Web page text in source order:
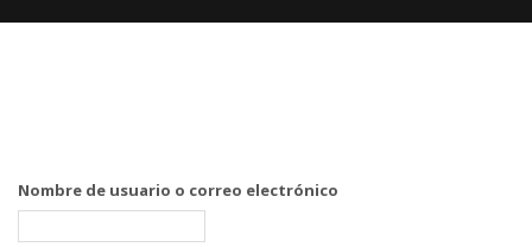
Nombre de usuario o correo electrónico